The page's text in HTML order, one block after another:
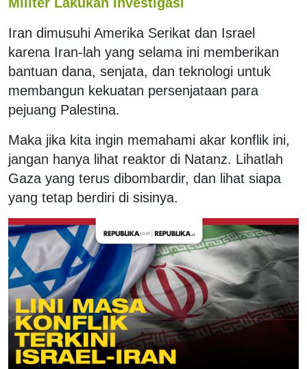
Iran dimusuhi Amerika Serikat dan Israel
karena Iran-lah yang selama ini memberikan
bantuan dana, senjata, dan teknologi untuk
membangun kekuatan persenjataan para
pejuang Palestina.
Maka jika kita ingin memahami akar konflik ini,
jangan hanya lihat reaktor di Natanz. Lihatlah
Gaza yang terus dibombardir, dan lihat siapa
yang tetap berdiri di sisinya.